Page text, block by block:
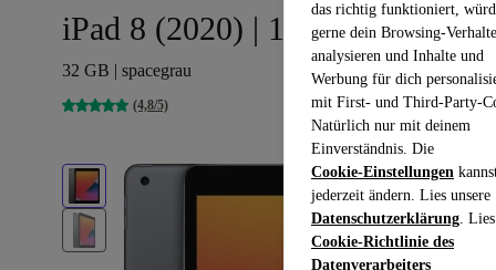
das richtig funktioniert,
gerne dein Browsing-
analysieren und Inhalte und
Werbung für dich
mit First- und Third-Party-
Natürlich nur mit deinem
Einverständnis. Die
Cookie-Einstellungen
jederzeit ändern. Lies unsere
Datenschutzerklärung.
Cookie-Richtlinie des
Datenverarbeiters
iPad 8 (2020) | 10.2"
32 GB | spacegrau
(4,8/5)